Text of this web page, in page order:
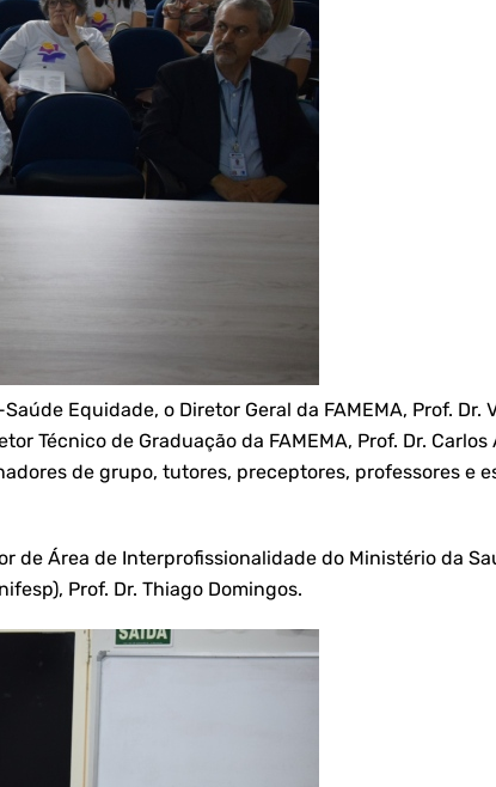
Equidade, o Diretor Geral da FAMEMA, Prof.
Técnico de Graduação da FAMEMA, Prof. Dr.
de grupo, tutores, preceptores, professores e
de Área de Interprofissionalidade do Ministério da
Prof. Dr. Thiago Domingos.